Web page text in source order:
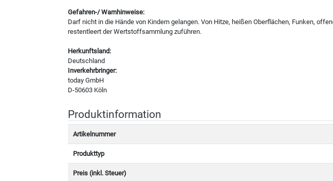
Gefahren-/ Warnhinweise:
Darf nicht in die Hände von Kindern gelangen. Von Hitze, heißen Oberflächen, Funken,
restentleert der Wertstoffsammlung zuführen.
Herkunftsland:
Deutschland
Inverkehrbringer:
today GmbH
D-50603 Köln
Produktinformation
Artikelnummer
Produkttyp
Preis (inkl. Steuer)